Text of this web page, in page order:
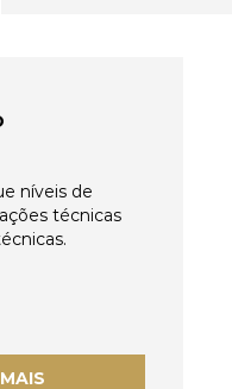
níveis de
técnicas